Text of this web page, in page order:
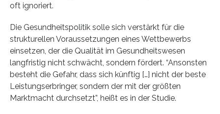
oft ignoriert.
Die Gesundheitspolitik solle sich verstärkt für die
strukturellen Voraussetzungen eines Wettbewerbs
einsetzen, der die Qualität im Gesundheitswesen
langfristig nicht schwächt, sondern fördert. “Ansonsten
besteht die Gefahr, dass sich künftig […] nicht der beste
Leistungserbringer, sondern der mit der größten
Marktmacht durchsetzt”, heißt es in der Studie.